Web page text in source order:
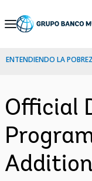
Skip
Navigation
ENTENDIENDO LA
Official